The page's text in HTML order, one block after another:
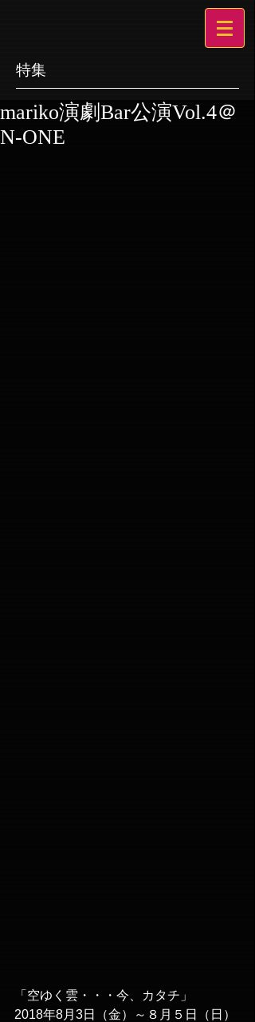
特集
mariko演劇Bar公演Vol.4＠
N-ONE
「空ゆく雲・・・今、カタチ」
2018年8月3日（金）～８月５日（日）